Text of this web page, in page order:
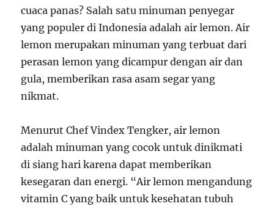
cuaca panas? Salah satu minuman penyegar
yang populer di Indonesia adalah air lemon. Air
lemon merupakan minuman yang terbuat dari
perasan lemon yang dicampur dengan air dan
gula, memberikan rasa asam segar yang
nikmat.
Menurut Chef Vindex Tengker, air lemon
adalah minuman yang cocok untuk dinikmati
di siang hari karena dapat memberikan
kesegaran dan energi. “Air lemon mengandung
vitamin C yang baik untuk kesehatan tubuh